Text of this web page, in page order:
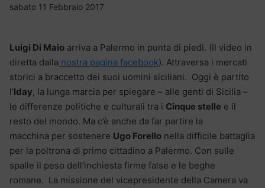
sabato 11 Febbraio 2017
Luigi Di Maio arriva a Palermo in punta di piedi. (Il video in
diretta dalla nostra pagina facebook). Attraversa i mercati
storici a braccetto dei suoi uomini siciliani. Oggi è partito
l’Iday, la lunga marcia per spiegare – alle genti di Sicilia –
le differenze politiche e culturali tra i Cinque stelle e il
resto del mondo. Ma c’è anche da far partire la
macchina per sostenere Ugo Forello nella difficile battaglia
per la poltrona di primo cittadino a Palermo. Con sulle
spalle il peso dell’inchiesta firme false e le beghe
romane. La missione del vicepresidente della Camera va